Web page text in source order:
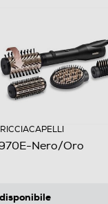
Nero/Oro
disponibile